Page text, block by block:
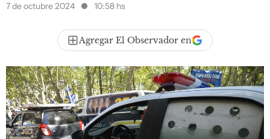
7 de octubre 2024 10:58 hs
Agregar El Observador en